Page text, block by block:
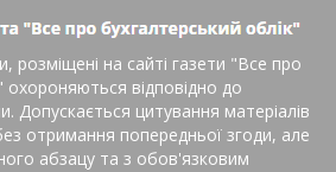
розміщені на сайті газети "Все про
охороняються відповідно до
Допускається цитування матеріалів
отримання попередньої згоди, але
абзацу та з обов'язковим